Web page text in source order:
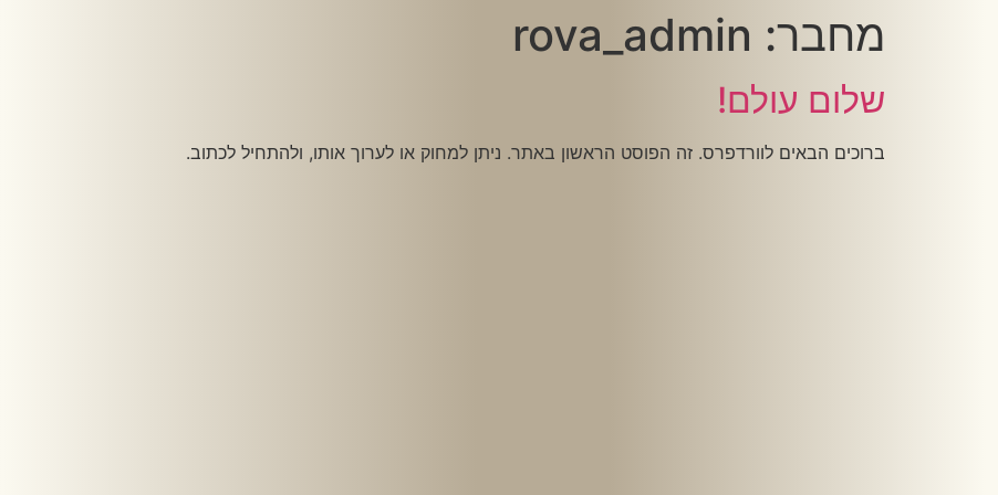
מחבר: rova_admin
שלום עולם!
ברוכים הבאים לוורדפרס. זה הפוסט הראשון באתר. ניתן למחוק או לערוך אותו, ולהתחיל לכתוב.